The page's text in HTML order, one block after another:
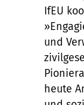
IfEU
und
heute